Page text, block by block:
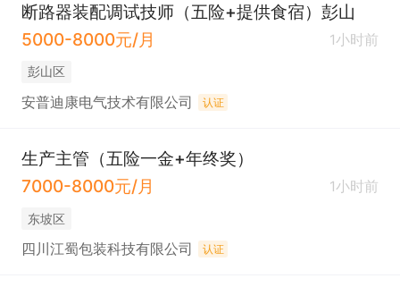
断路器装配调试技师（五险+提供食宿）彭山
5000-8000元/月
1小时前
彭山区
安普迪康电气技术有限公司 认证
生产主管（五险一金+年终奖）
7000-8000元/月
1小时前
东坡区
四川江蜀包装科技有限公司 认证